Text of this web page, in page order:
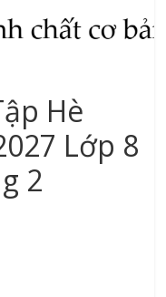
Hè
Lớp 8
2